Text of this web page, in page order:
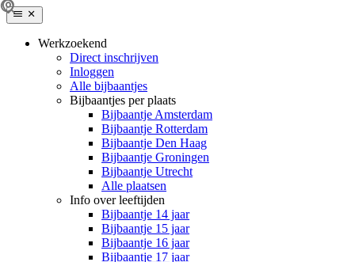
Werkzoekend
Direct inschrijven
Inloggen
Alle bijbaantjes
Bijbaantjes per plaats
Bijbaantje Amsterdam
Bijbaantje Rotterdam
Bijbaantje Den Haag
Bijbaantje Groningen
Bijbaantje Utrecht
Alle plaatsen
Info over leeftijden
Bijbaantje 14 jaar
Bijbaantje 15 jaar
Bijbaantje 16 jaar
Bijbaantje 17 jaar